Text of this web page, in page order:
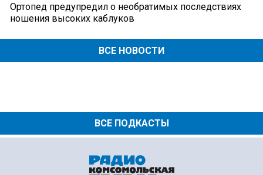
ВСЕ ПОДКАСТЫ
Ортопед предупредил о необратимых последствиях
ношения высоких каблуков
ВСЕ НОВОСТИ